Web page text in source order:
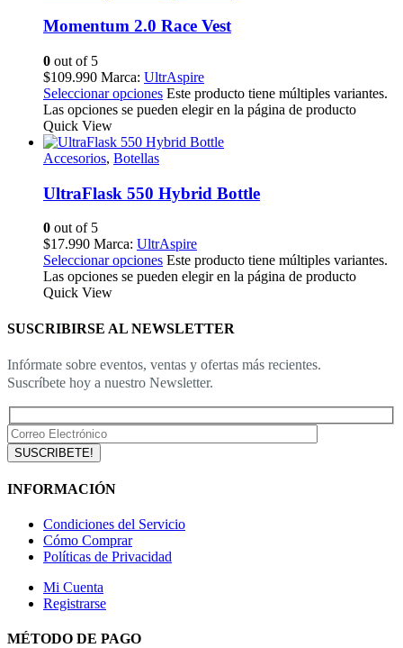
Momentum 2.0 Race Vest
0 out of 5
$109.990 Marca: UltrAspire
Seleccionar opciones Este producto tiene múltiples variantes.
Las opciones se pueden elegir en la página de producto
Quick View
Accesorios, Botellas
UltraFlask 550 Hybrid Bottle
0 out of 5
$17.990 Marca: UltrAspire
Seleccionar opciones Este producto tiene múltiples variantes.
Las opciones se pueden elegir en la página de producto
Quick View
SUSCRIBIRSE AL NEWSLETTER
Infórmate sobre eventos, ventas y ofertas más recientes.
Suscríbete hoy a nuestro Newsletter.
INFORMACIÓN
Condiciones del Servicio
Cómo Comprar
Políticas de Privacidad
Mi Cuenta
Registrarse
MÉTODO DE PAGO